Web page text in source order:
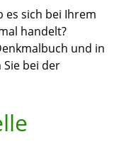
es sich bei Ihrem
handelt?
und in
bei der